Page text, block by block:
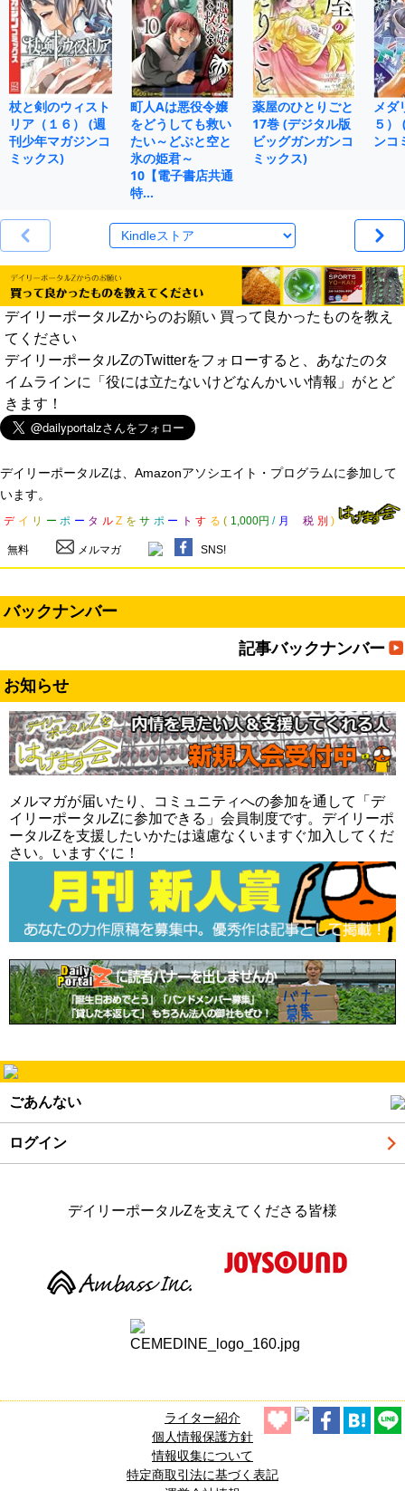
杖と剣のウィスト
リア（１６） (週
刊少年マガジンコ
ミックス)
町人Aは悪役令嬢
をどうしても救い
たい～どぶと空と
氷の姫君～
10【電子書店共通
特…
薬屋のひとりごと
17巻 (デジタル版
ビッグガンガンコ
ミックス)
メダ
５）
ンコ
デイリーポータルZからのお願い 買って良かったものを教え
てください
デイリーポータルZのTwitterをフォローすると、あなたのタ
イムラインに「役には立たないけどなんかいい情報」がとど
きます！
デイリーポータルZは、Amazonアソシエイト・プログラムに参加して
います。
デ イ リ ー ポ ー タ ル Z を サ ポ ー ト す る ( 1,000円 / 月 税 別 )
無料 メルマガ SNS!
バックナンバー
記事バックナンバー
お知らせ
メルマガが届いたり、コミュニティへの参加を通して「デ
イリーポータルZに参加できる」会員制度です。デイリーポ
ータルZを支援したいかたは遠慮なくいますぐ加入してくだ
さい。いますぐに！
ごあんない
ログイン
デイリーポータルZを支えてくださる皆様
ライター紹介
個人情報保護方針
情報収集について
特定商取引法に基づく表記